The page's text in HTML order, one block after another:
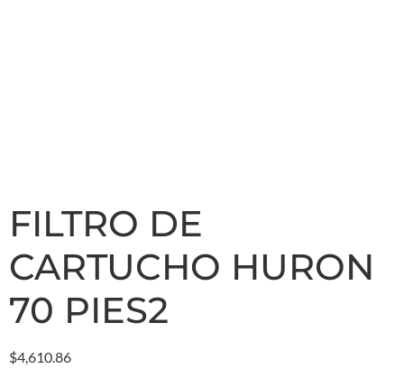
FILTRO DE
CARTUCHO HURON
70 PIES2
$4,610.86